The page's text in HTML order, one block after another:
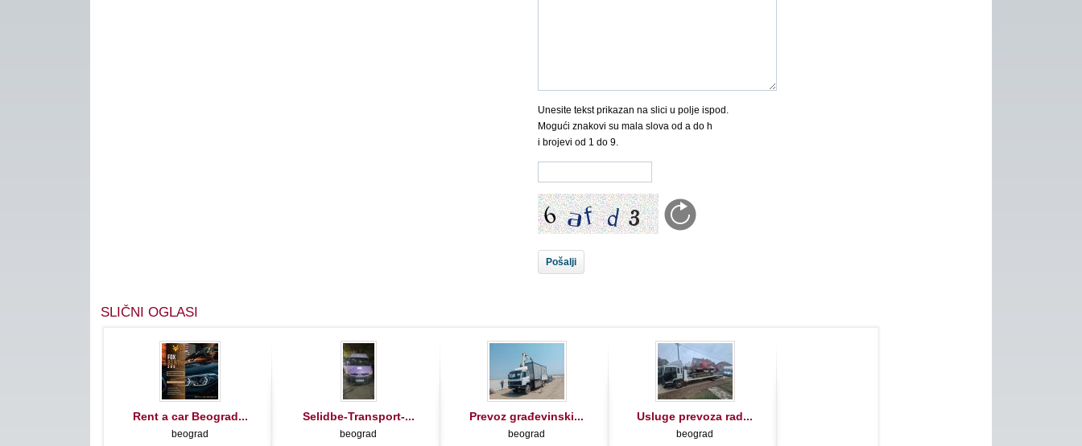
Unesite tekst prikazan na slici u polje ispod.
Mogući znakovi su mala slova od a do h
i brojevi od 1 do 9.
SLIČNI OGLASI
Rent a car Beograd...
beograd
Selidbe-Transport-...
beograd
Prevoz građevinski...
beograd
Usluge prevoza rad...
beograd